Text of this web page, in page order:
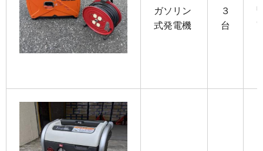
ガソリン
式発電機
３
台